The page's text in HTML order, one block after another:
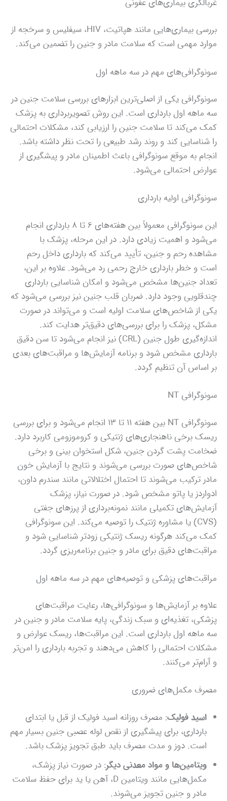
غربالگری بیماری‌های عفونی
بررسی بیماری‌هایی مانند هپاتیت، HIV، سیفلیس و سرخجه از
موارد مهمی است که سلامت مادر و جنین را تضمین می‌کند.
سونوگرافی‌های مهم در سه ماهه اول
سونوگرافی یکی از اصلی‌ترین ابزارهای بررسی سلامت جنین در
سه ماهه اول بارداری است. این روش تصویربرداری به پزشک
کمک می‌کند تا سلامت جنین را ارزیابی کند، مشکلات احتمالی
را شناسایی کند و روند رشد طبیعی را تحت نظر داشته باشد.
انجام به موقع سونوگرافی باعث اطمینان مادر و پیشگیری از
عوارض احتمالی می‌شود.
سونوگرافی اولیه بارداری
این سونوگرافی معمولاً بین هفته‌های ۶ تا ۸ بارداری انجام
می‌شود و اهمیت زیادی دارد. در این مرحله، پزشک با
مشاهده رحم و جنین، تأیید می‌کند که بارداری داخل رحم
است و خطر بارداری خارج رحمی رد می‌شود. علاوه بر این،
تعداد جنین‌ها مشخص می‌شود و امکان شناسایی بارداری
چندقلویی وجود دارد. ضربان قلب جنین نیز بررسی می‌شود که
یکی از شاخص‌های سلامت اولیه است و می‌تواند در صورت
مشکل، پزشک را برای بررسی‌های دقیق‌تر هدایت کند.
اندازه‌گیری طول جنین (CRL) نیز انجام می‌شود تا سن دقیق
بارداری مشخص شود و برنامه آزمایش‌ها و مراقبت‌های بعدی
بر اساس آن تنظیم گردد.
سونوگرافی NT
سونوگرافی NT بین هفته ۱۱ تا ۱۳ انجام می‌شود و برای بررسی
ریسک برخی ناهنجاری‌های ژنتیکی و کروموزومی کاربرد دارد.
ضخامت پشت گردن جنین، شکل استخوان بینی و برخی
شاخص‌های صورت بررسی می‌شوند و نتایج با آزمایش خون
مادر ترکیب می‌شوند تا احتمال اختلالاتی مانند سندرم داون،
ادواردز یا پاتو مشخص شود. در صورت نیاز، پزشک
آزمایش‌های تکمیلی مانند نمونه‌برداری از پرزهای جفتی
(CVS) یا مشاوره ژنتیک را توصیه می‌کند. این سونوگرافی
کمک می‌کند هرگونه ریسک ژنتیکی زودتر شناسایی شود و
مراقبت‌های دقیق برای مادر و جنین برنامه‌ریزی گردد.
مراقبت‌های پزشکی و توصیه‌های مهم در سه ماهه اول
علاوه بر آزمایش‌ها و سونوگرافی‌ها، رعایت مراقبت‌های
پزشکی، تغذیه‌ای و سبک زندگی، پایه سلامت مادر و جنین در
سه ماهه اول بارداری است. این مراقبت‌ها، ریسک عوارض و
مشکلات احتمالی را کاهش می‌دهند و تجربه بارداری را امن‌تر
و آرام‌تر می‌کنند.
مصرف مکمل‌های ضروری
اسید فولیک: مصرف روزانه اسید فولیک از قبل یا ابتدای
بارداری، برای پیشگیری از نقص لوله عصبی جنین بسیار مهم
است. دوز و مدت مصرف باید طبق تجویز پزشک باشد.
ویتامین‌ها و مواد معدنی دیگر: در صورت نیاز پزشک،
مکمل‌هایی مانند ویتامین D، آهن یا ید برای حفظ سلامت
مادر و جنین تجویز می‌شوند.